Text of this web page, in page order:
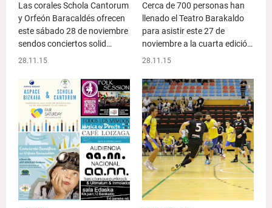
Las corales Schola Cantorum
y Orfeón Baracaldés ofrecen
este sábado 28 de noviembre
sendos conciertos solid…
28.11.15
Cerca de 700 personas han
llenado el Teatro Barakaldo
para asistir este 27 de
noviembre a la cuarta edició…
28.11.15